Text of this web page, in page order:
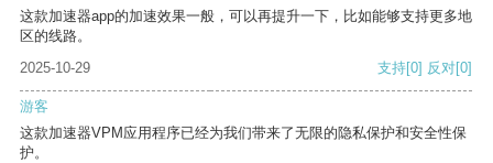
这款加速器app的加速效果一般，可以再提升一下，比如能够支持更多地
区的线路。
2025-10-29
支持[0] 反对[0]
游客
这款加速器VPM应用程序已经为我们带来了无限的隐私保护和安全性保
护。